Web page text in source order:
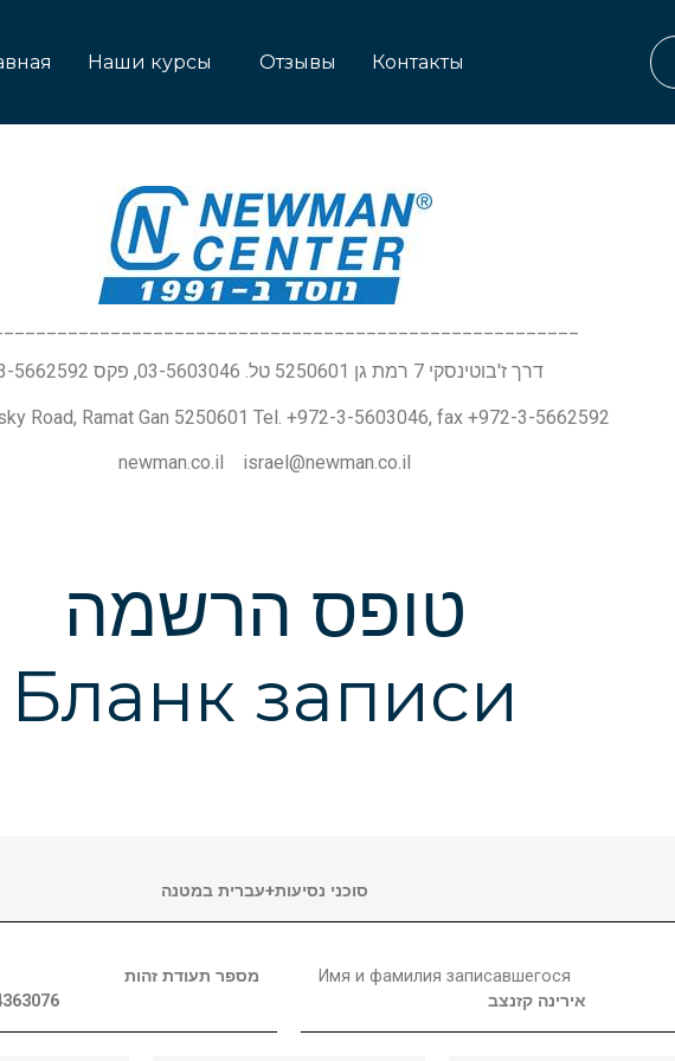
Наши курсы Отзывы Контакты
דרך ז'בוטינסקי 7 רמת גן 5250601 טל. 03-5603046, פקס 03-5662592
Road, Ramat Gan 5250601 Tel. +972-3-5603046, fax +972-3-5662592
newman.co.il israel@newman.co.il
טופס הרשמה
Бланк записи
סוכני נסיעות+עברית במטנה
מספר תעודת זהות
Имя и фамилия записавшегося
אירינה קזנצב